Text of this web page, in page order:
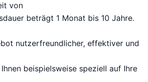
von
beträgt 1 Monat bis 10 Jahre.
nutzerfreundlicher, effektiver und
beispielsweise speziell auf Ihre